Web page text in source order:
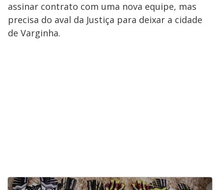
assinar contrato com uma nova equipe, mas
precisa do aval da Justiça para deixar a cidade
de Varginha.